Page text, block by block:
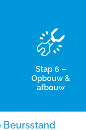
Stap 6 –
Opbouw &
afbouw
Beursstand